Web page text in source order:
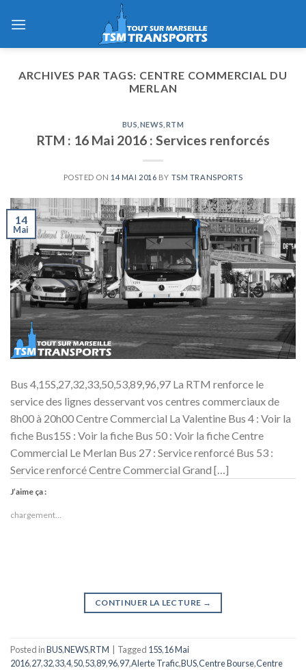
ARCHIVES PAR TAGS: CENTRE COMMERCIAL DU
MERLAN
BUS NEWS RTM
RTM : 16 Mai 2016 : Services renforcés
POSTED ON 14 MAI 2016 BY TSM TRANSPORTS
14
Mai
Bus 4,15S,27,32,33,50,53,89,96,97 La RTM renforce le
service des lignes desservant vos centres commerciaux de
8h00 à 20h00 Centre Commercial La Valentine Bus 4 : Voir la
fiche Bus15S : Voir la fiche Bus 50 : Voir la fiche Centre
Commercial Le Merlan Bus 27 : Service renforcé Bus 53 :
Service renforcé Centre Commercial Grand […]
J’aime ça :
chargement…
CONTINUER LA LECTURE →
Posted inBUS,NEWS,RTM Tagged 15S,16 Mai
2016,27,32,33,4,50,53,89,96,97,Alerte Trafic,BUS,Centre Bourse,Centre